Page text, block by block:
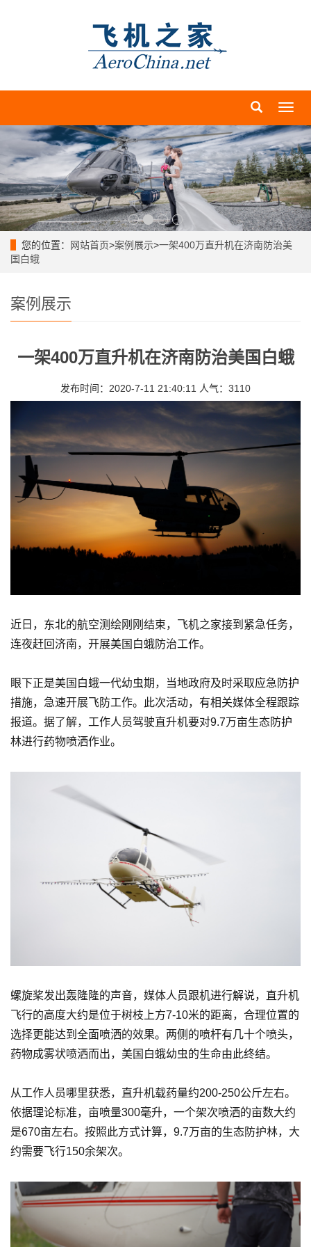
导
菜
单
您的位置： 网站首页>案例展示>一架400万直升机在济南防治美
国白蛾
案例展示
一架400万直升机在济南防治美国白蛾
发布时间：2020-7-11 21:40:11 人气：3110
近日，东北的航空测绘刚刚结束，飞机之家接到紧急任务，
连夜赶回济南，开展美国白蛾防治工作。
眼下正是美国白蛾一代幼虫期，当地政府及时采取应急防护
措施，急速开展飞防工作。此次活动，有相关媒体全程跟踪
报道。据了解，工作人员驾驶直升机要对9.7万亩生态防护
林进行药物喷洒作业。
螺旋桨发出轰隆隆的声音，媒体人员跟机进行解说，直升机
飞行的高度大约是位于树枝上方7-10米的距离，合理位置的
选择更能达到全面喷洒的效果。两侧的喷杆有几十个喷头，
药物成雾状喷洒而出，美国白蛾幼虫的生命由此终结。
从工作人员哪里获悉，直升机载药量约200-250公斤左右。
依据理论标准，亩喷量300毫升，一个架次喷洒的亩数大约
是670亩左右。按照此方式计算，9.7万亩的生态防护林，大
约需要飞行150余架次。